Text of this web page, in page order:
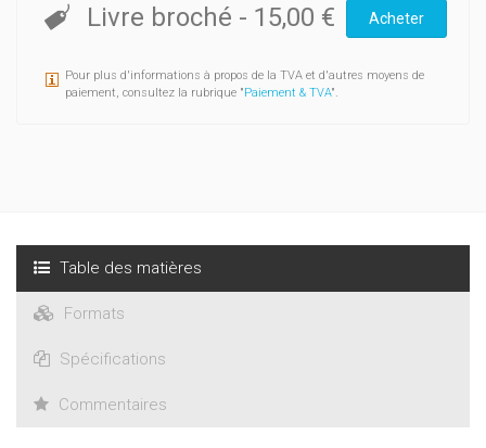
(...) On aura compris que l’humour – le noir comme l’autre – est
une composante majeure de ces textes qui n’altère pas, mais
personnages et leurs comportements.
Livre broché - 15,00 € Acheter
Pour plus d'informations à propos de la TVA et d'autres moyens de
paiement, consultez la rubrique "Paiement & TVA".
Table des matières
Formats
Spécifications
Commentaires